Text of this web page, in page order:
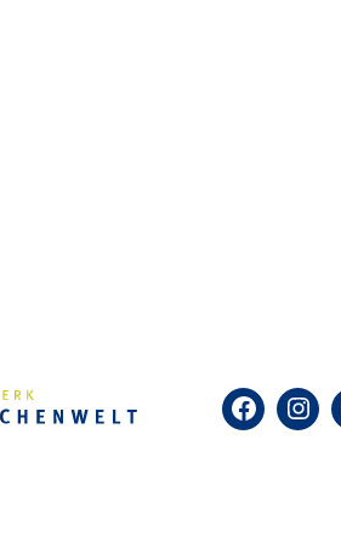
Facebook
Forschen mit echten Daten
Teilchenwelt. Was ist kurz
eigentlich dunkle Materie?
von riesigen
Bei einer Teilchenphysik-
Vortrag, wie man echte
kann. Sie identifizieren
Elektronen und Co. und
erfordert keine Vorkenntnisse